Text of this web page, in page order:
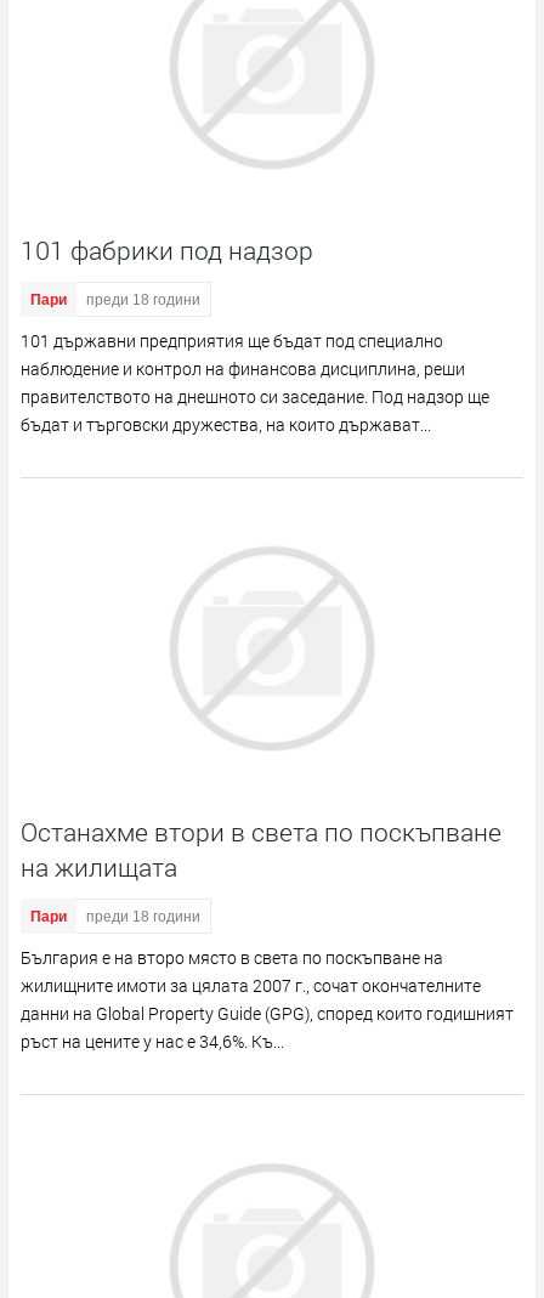
101 фабрики под надзор
Пари преди 18 години
101 държавни предприятия ще бъдат под специално
наблюдение и контрол на финансова дисциплина, реши
правителството на днешното си заседание. Под надзор ще
бъдат и търговски дружества, на които държават...
Останахме втори в света по поскъпване
на жилищата
Пари преди 18 години
България е на второ място в света по поскъпване на
жилищните имоти за цялата 2007 г., сочат окончателните
данни на Global Property Guide (GPG), според които годишният
ръст на цените у нас е 34,6%. Къ...